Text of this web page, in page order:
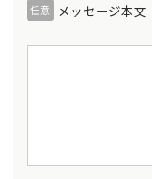
任意 メッセージ本文